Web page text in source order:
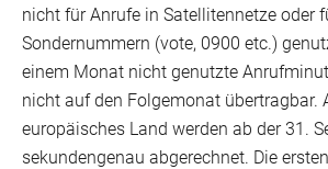
nicht für Anrufe in Satellitennetze oder
Sondernummern (vote, 0900 etc.)
einem Monat nicht genutzte
nicht auf den Folgemonat übertragbar.
europäisches Land werden ab der 31.
sekundengenau abgerechnet. Die